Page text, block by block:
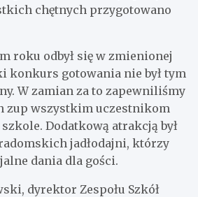
chętnych przygotowano
roku odbył się w zmienionej
konkurs gotowania nie był tym
W zamian za to zapewniliśmy
zup wszystkim uczestnikom
Dodatkową atrakcją był
jadłodajni, którzy
dania dla gości.
dyrektor Zespołu Szkół